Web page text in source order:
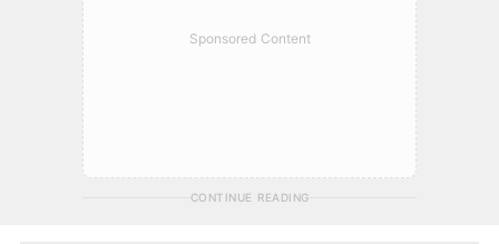
Sponsored Content
CONTINUE READING